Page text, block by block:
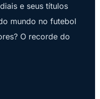
e seus títulos
mundo no futebol
O recorde do